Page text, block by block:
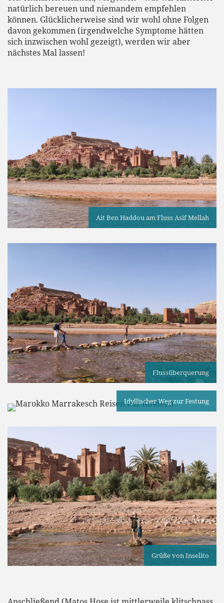
natürlich bereuen und niemandem empfehlen
können. Glücklicherweise sind wir wohl ohne Folgen
davon gekommen (irgendwelche Symptome hätten
sich inzwischen wohl gezeigt), werden wir aber
nächstes Mal lassen!
Ait Ben Haddou am Fluss Asif Mellah
Flussüberquerung
Idyllischer Weg zur Festung
Grüße von Inselito